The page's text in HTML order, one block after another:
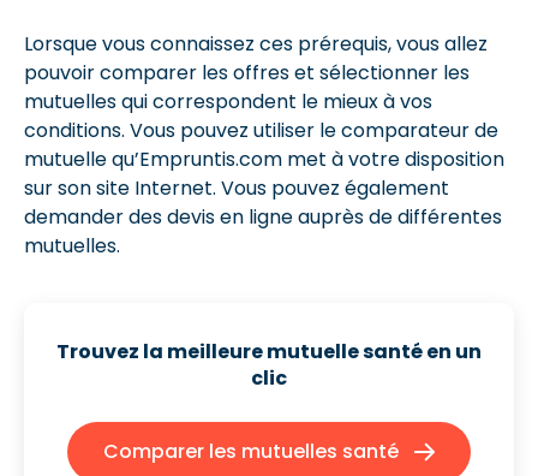
Lorsque vous connaissez ces prérequis, vous allez
pouvoir comparer les offres et sélectionner les
mutuelles qui correspondent le mieux à vos
conditions. Vous pouvez utiliser le comparateur de
mutuelle qu’Empruntis.com met à votre disposition
sur son site Internet. Vous pouvez également
demander des devis en ligne auprès de différentes
mutuelles.
Trouvez la meilleure mutuelle santéen un
clic
Comparer les mutuelles santé